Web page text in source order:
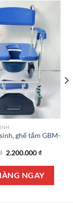
ghế tắm GBM-
Giá
là:
2.350.000 ₫.
2.200.000₫Giá
tại
là:
2.200.000
NGAY